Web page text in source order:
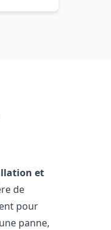
et
de
pour
panne,